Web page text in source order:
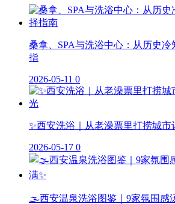
桑拿、SPA与洗浴中心：从历史
指
2026-05-11 0
✨西安洗浴｜从老澡票里打捞城市
2026-05-17 0
🌫️西安温泉洗浴图鉴｜9家氛围感